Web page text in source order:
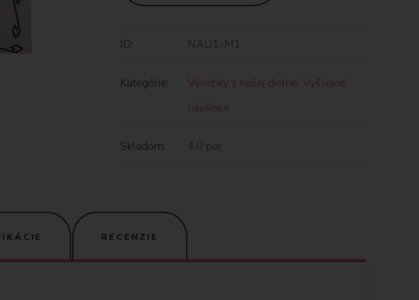
ID: NAU1-M1
Kategórie: Výrobky z našej dielne, Vyšívané
náušnice
Skladom: 4.0 par
RECENZIE